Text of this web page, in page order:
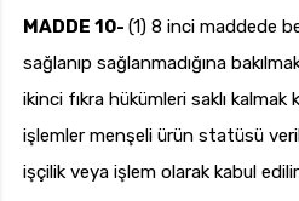
MADDE 10- (1) 8 inci maddede
sağlanıp sağlanmadığına
ikinci fıkra hükümleri saklı kalmak
işlemler menşeli ürün statüsü
işçilik veya işlem olarak kabul